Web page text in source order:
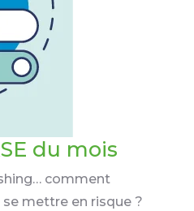
du mois
comment
mettre en risque ?